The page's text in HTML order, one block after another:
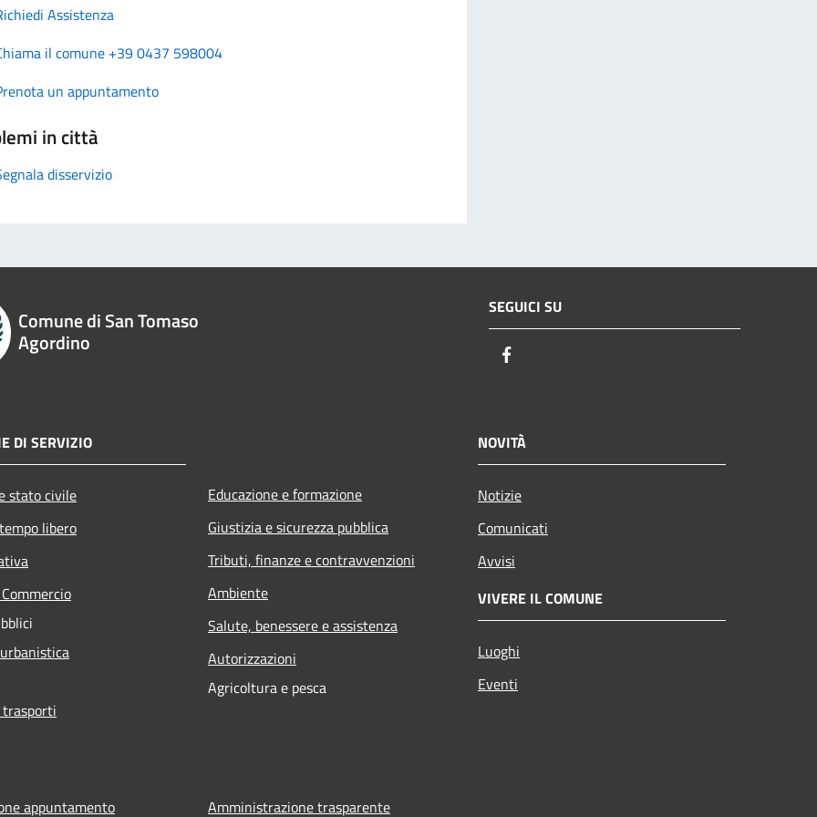
Assistenza
il comune +39 0437 598004
un appuntamento
in città
disservizio
Comune di San Tomaso
Agordino
SEGUICI SU
DI SERVIZIO
stato civile
libero
Educazione e formazione
Giustizia e sicurezza pubblica
Tributi, finanze e contravvenzioni
Ambiente
Salute, benessere e assistenza
Autorizzazioni
Agricoltura e pesca
NOVITÀ
Notizie
Comunicati
Avvisi
VIVERE IL COMUNE
Luoghi
Eventi
appuntamento Amministrazione trasparente